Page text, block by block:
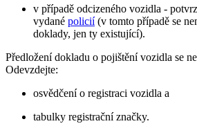
v případě odcizeného vozidla -
vydané policií(v tomto případě se
doklady, jen ty existující).
Předložení dokladu o pojištění vozidla se
Odevzdejte:
osvědčení o registraci vozidla a
tabulky registrační značky.